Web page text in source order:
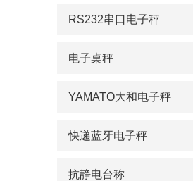
RS232串口电子秤
电子桌秤
YAMATO大和电子秤
快递蓝牙电子秤
抗静电台称